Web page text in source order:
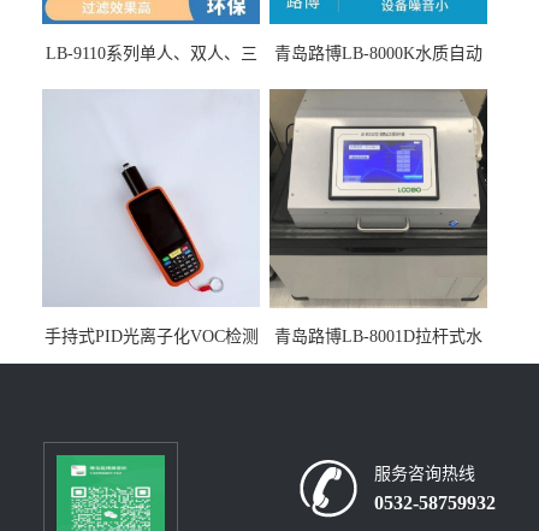
LB-9110系列单人、双人、三
青岛路博LB-8000K水质自动
手持式PID光离子化VOC检测
仪（挥发性有机物设备）
青岛路博LB-8001D拉杆式水
质采样器
服务咨询热线
0532-58759932